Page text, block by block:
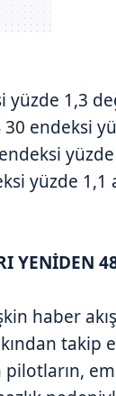
yüzde 1,3
endeksi
yüzde 1,1
YENİDEN
haber